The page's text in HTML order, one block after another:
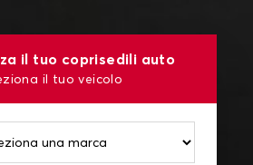
il tuo coprisedili auto
il tuo veicolo